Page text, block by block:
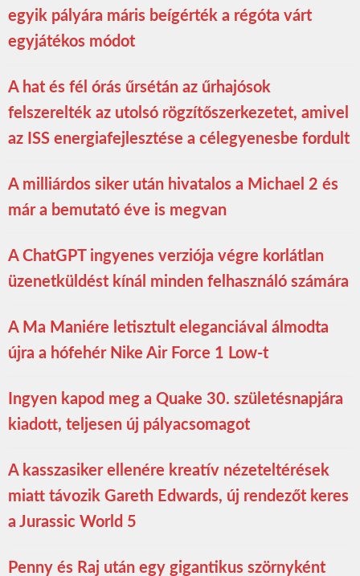
egyik pályára máris beígérték a régóta várt
egyjátékos módot
A hat és fél órás űrsétán az űrhajósok
felszerelték az utolsó rögzítőszerkezetet, amivel
az ISS energiafejlesztése a célegyenesbe fordult
A milliárdos siker után hivatalos a Michael 2 és
már a bemutató éve is megvan
A ChatGPT ingyenes verziója végre korlátlan
üzenetküldést kínál minden felhasználó számára
A Ma Maniére letisztult eleganciával álmodta
újra a hófehér Nike Air Force 1 Low-t
Ingyen kapod meg a Quake 30. születésnapjára
kiadott, teljesen új pályacsomagot
A kasszasiker ellenére kreatív nézeteltérések
miatt távozik Gareth Edwards, új rendezőt keres
a Jurassic World 5
Penny és Raj után egy gigantikus szörnyként